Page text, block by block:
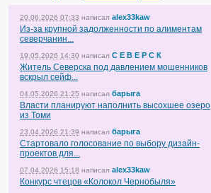
20.06.2026 07:33 написал alex33kaw
Из-за крупной задолженности по алиментам
северчанин...
19.05.2026 14:30 написал С Е В Е Р С К
Житель Северска под давлением мошенников
вскрыл сейф...
04.05.2026 21:25 написал барыга
Власти планируют наполнить высохшее озеро
из Томи
23.04.2026 21:39 написал барыга
Стартовало голосование по выбору дизайн-
проектов для...
07.04.2026 15:18 написал alex33kaw
Конкурс чтецов «Колокол Чернобыля»